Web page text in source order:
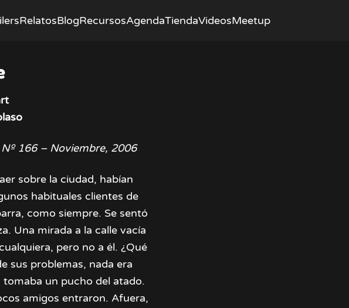
RelatosBlogRecursosAgendaTiendaVideosMeetup
166 – Noviembre, 2006
sobre la ciudad, habían
habituales clientes de
como siempre. Se sentó
Una mirada a la calle vacía
pero no a él. ¿Qué
sus problemas, nada era
un pucho del atado.
amigos entraron. Afuera,